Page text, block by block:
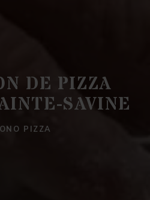
DE PIZZA
SAVINE
PIZZA